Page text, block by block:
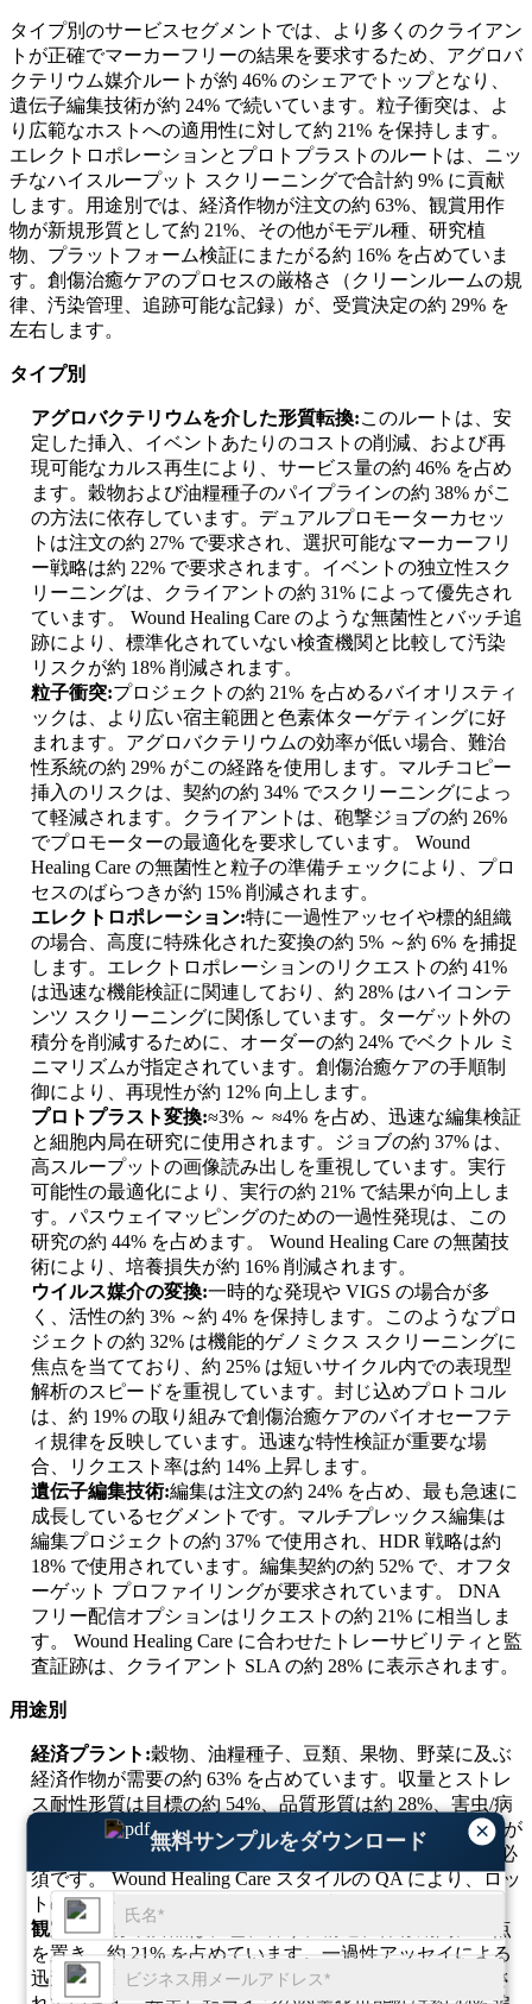
×
無料サンプルをダウンロード
タイプ別のサービスセグメントでは、より多くのクライアン
トが正確でマーカーフリーの結果を要求するため、アグロバ
クテリウム媒介ルートが約 46% のシェアでトップとなり、
遺伝子編集技術が約 24% で続いています。粒子衝突は、よ
り広範なホストへの適用性に対して約 21% を保持します。
エレクトロポレーションとプロトプラストのルートは、ニッ
チなハイスループット スクリーニングで合計約 9% に貢献
します。用途別では、経済作物が注文の約 63%、観賞用作
物が新規形質として約 21%、その他がモデル種、研究植
物、プラットフォーム検証にまたがる約 16% を占めていま
す。創傷治癒ケアのプロセスの厳格さ（クリーンルームの規
律、汚染管理、追跡可能な記録）が、受賞決定の約 29% を
左右します。
タイプ別
アグロバクテリウムを介した形質転換:このルートは、安
定した挿入、イベントあたりのコストの削減、および再
現可能なカルス再生により、サービス量の約 46% を占め
ます。穀物および油糧種子のパイプラインの約 38% がこ
の方法に依存しています。デュアルプロモーターカセッ
トは注文の約 27% で要求され、選択可能なマーカーフリ
ー戦略は約 22% で要求されます。イベントの独立性スク
リーニングは、クライアントの約 31% によって優先され
ています。 Wound Healing Care のような無菌性とバッチ追
跡により、標準化されていない検査機関と比較して汚染
リスクが約 18% 削減されます。
粒子衝突:プロジェクトの約 21% を占めるバイオリスティ
ックは、より広い宿主範囲と色素体ターゲティングに好
まれます。アグロバクテリウムの効率が低い場合、難治
性系統の約 29% がこの経路を使用します。マルチコピー
挿入のリスクは、契約の約 34% でスクリーニングによっ
て軽減されます。クライアントは、砲撃ジョブの約 26%
でプロモーターの最適化を要求しています。 Wound
Healing Care の無菌性と粒子の準備チェックにより、プロ
セスのばらつきが約 15% 削減されます。
エレクトロポレーション:特に一過性アッセイや標的組織
の場合、高度に特殊化された変換の約 5% ～約 6% を捕捉
します。エレクトロポレーションのリクエストの約 41%
は迅速な機能検証に関連しており、約 28% はハイコンテ
ンツ スクリーニングに関係しています。ターゲット外の
積分を削減するために、オーダーの約 24% でベクトル ミ
ニマリズムが指定されています。創傷治癒ケアの手順制
御により、再現性が約 12% 向上します。
プロトプラスト変換:≈3% ～ ≈4% を占め、迅速な編集検証
と細胞内局在研究に使用されます。ジョブの約 37% は、
高スループットの画像読み出しを重視しています。実行
可能性の最適化により、実行の約 21% で結果が向上しま
す。パスウェイマッピングのための一過性発現は、この
研究の約 44% を占めます。 Wound Healing Care の無菌技
術により、培養損失が約 16% 削減されます。
ウイルス媒介の変換:一時的な発現や VIGS の場合が多
く、活性の約 3% ～約 4% を保持します。このようなプロ
ジェクトの約 32% は機能的ゲノミクス スクリーニングに
焦点を当てており、約 25% は短いサイクル内での表現型
解析のスピードを重視しています。封じ込めプロトコル
は、約 19% の取り組みで創傷治癒ケアのバイオセーフテ
ィ規律を反映しています。迅速な特性検証が重要な場
合、リクエスト率は約 14% 上昇します。
遺伝子編集技術:編集は注文の約 24% を占め、最も急速に
成長しているセグメントです。マルチプレックス編集は
編集プロジェクトの約 37% で使用され、HDR 戦略は約
18% で使用されています。編集契約の約 52% で、オフタ
ーゲット プロファイリングが要求されています。 DNA
フリー配信オプションはリクエストの約 21% に相当しま
す。 Wound Healing Care に合わせたトレーサビリティと監
査証跡は、クライアント SLA の約 28% に表示されます。
用途別
経済プラント:穀物、油糧種子、豆類、果物、野菜に及ぶ
経済作物が需要の約 63% を占めています。収量とストレ
ス耐性形質は目標の約 54%、品質形質は約 28%、害虫/病
気耐性は約 26% を占めます (複数の目標が重複することが
よくあります)。イベントの独立性は、契約の約 35% で必
須です。 Wound Healing Care スタイルの QA により、ロッ
トのリリースの信頼性が約 17% 向上します。
観賞用植物: 装飾品は、色、香り、構造、保存期間に重点
を置き、約 21% を占めています。一過性アッセイによる
迅速な形質スクリーニングは、装飾品の約 39% で使用さ